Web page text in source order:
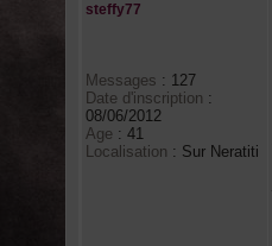
steffy77
Messages : 127
Date d'inscription :
08/06/2012
Age : 41
Localisation : Sur Neratiti